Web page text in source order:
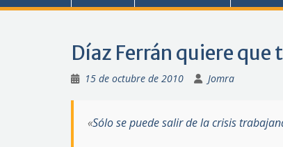
Díaz Ferrán quiere
15 de octubre de 2010 Jomra
«Sólo se puede salir de la crisis